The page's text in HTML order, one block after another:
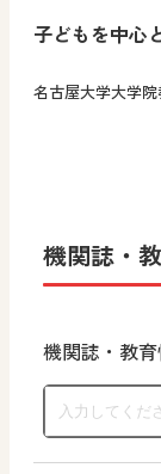
子どもを中心
名古屋大学大学
機関誌・
機関誌・教